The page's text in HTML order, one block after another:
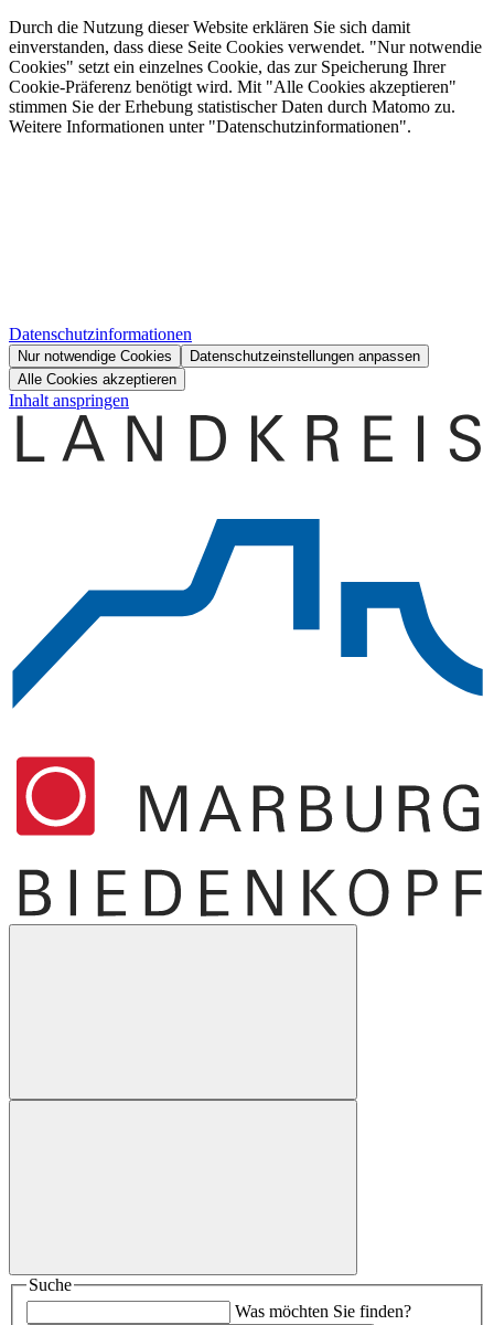
Durch die Nutzung dieser Website erklären Sie sich damit
einverstanden, dass diese Seite Cookies verwendet. "Nur notwendie
Cookies" setzt ein einzelnes Cookie, das zur Speicherung Ihrer
Cookie-Präferenz benötigt wird. Mit "Alle Cookies akzeptieren"
stimmen Sie der Erhebung statistischer Daten durch Matomo zu.
Weitere Informationen unter "Datenschutzinformationen".
Datenschutzinformationen
Nur notwendige Cookies
Datenschutzeinstellungen anpassen
Alle Cookies akzeptieren
Inhalt anspringen
Suche
Was möchten Sie finden?